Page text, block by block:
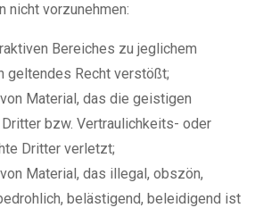
nicht vorzunehmen:
Bereiches zu jeglichem
geltendes Recht verstößt;
Material, das die geistigen
bzw. Vertraulichkeits- oder
Dritter verletzt;
Material, das illegal, obszön,
belästigend, beleidigend ist